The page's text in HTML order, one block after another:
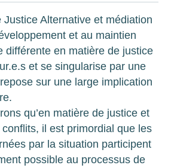
Justice Alternative et médiation
et au maintien
différente en matière de justice
et se singularise par une
sur une large implication
qu’en matière de justice et
il est primordial que les
par la situation participent
possible au processus de